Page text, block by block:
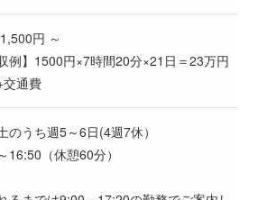
円 ～
例】1500円×7時間20分×21日＝23万円
交通費
のうち週5～6日(4週7休）
16:50（休憩60分）